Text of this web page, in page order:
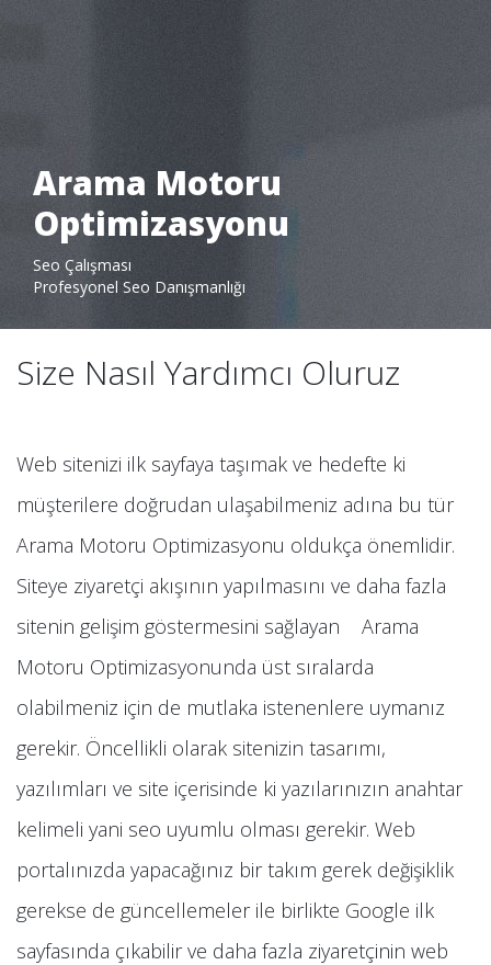
Arama Motoru
Optimizasyonu
Pantone Creative
Arama Motoru Optimizasyonu
Seo Çalışması
Profesyonel Seo Danışmanlığı
Size Nasıl Yardımcı Oluruz
Web sitenizi ilk sayfaya taşımak ve hedefte ki
müşterilere doğrudan ulaşabilmeniz adına bu tür
Arama Motoru Optimizasyonu oldukça önemlidir.
Siteye ziyaretçi akışının yapılmasını ve daha fazla
sitenin gelişim göstermesini sağlayan Arama
Motoru Optimizasyonunda üst sıralarda
olabilmeniz için de mutlaka istenenlere uymanız
gerekir. Öncellikli olarak sitenizin tasarımı,
yazılımları ve site içerisinde ki yazılarınızın anahtar
kelimeli yani seo uyumlu olması gerekir. Web
portalınızda yapacağınız bir takım gerek değişiklik
gerekse de güncellemeler ile birlikte Google ilk
sayfasında çıkabilir ve daha fazla ziyaretçinin web